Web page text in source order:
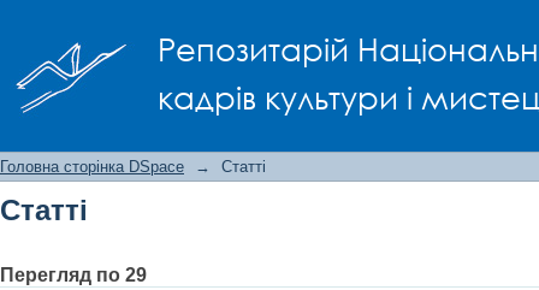
Репозитарій
кадрів культури і
Головна сторінка DSpace → Статті
Статті
Перегляд по 29